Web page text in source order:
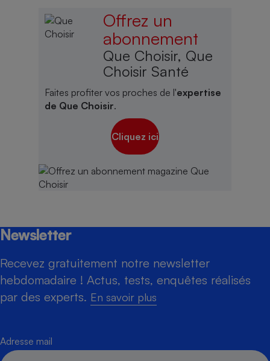
Offrez un
abonnement
Que Choisir, Que
Choisir Santé
Faites profiter vos proches de l'expertise
de Que Choisir.
Cliquez ici
Newsletter
Recevez gratuitement notre newsletter
hebdomadaire ! Actus, tests, enquêtes réalisés
par des experts. En savoir plus
Adresse mail